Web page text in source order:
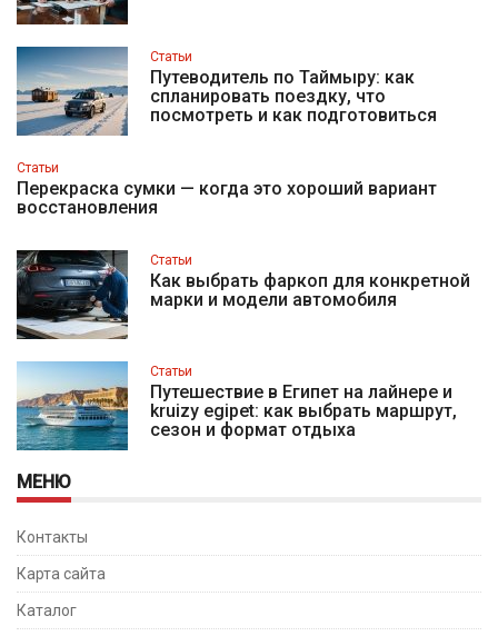
Статьи
Путеводитель по Таймыру: как
спланировать поездку, что
посмотреть и как подготовиться
Статьи
Перекраска сумки — когда это хороший вариант
восстановления
Статьи
Как выбрать фаркоп для конкретной
марки и модели автомобиля
Статьи
Путешествие в Египет на лайнере и
kruizy egipet: как выбрать маршрут,
сезон и формат отдыха
МЕНЮ
Контакты
Карта сайта
Каталог